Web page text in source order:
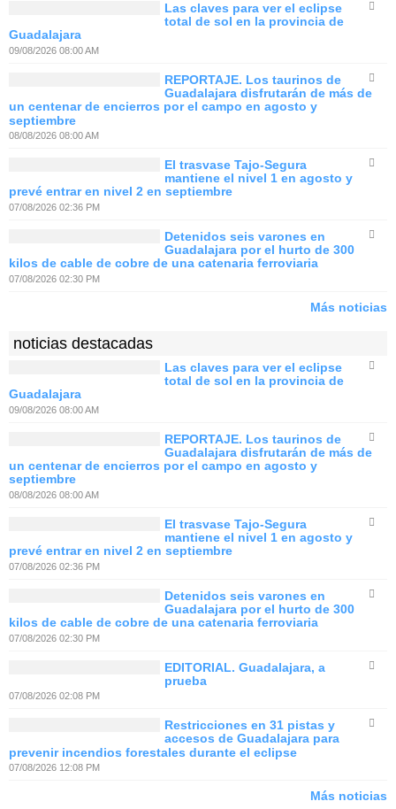
Las claves para ver el eclipse
total de sol en la provincia de
Guadalajara
09/08/2026 08:00 AM
REPORTAJE. Los taurinos de
Guadalajara disfrutarán de más de
un centenar de encierros por el campo en agosto y
septiembre
08/08/2026 08:00 AM
El trasvase Tajo-Segura
mantiene el nivel 1 en agosto y
prevé entrar en nivel 2 en septiembre
07/08/2026 02:36 PM
Detenidos seis varones en
Guadalajara por el hurto de 300
kilos de cable de cobre de una catenaria ferroviaria
07/08/2026 02:30 PM
Más noticias
noticias destacadas
Las claves para ver el eclipse
total de sol en la provincia de
Guadalajara
09/08/2026 08:00 AM
REPORTAJE. Los taurinos de
Guadalajara disfrutarán de más de
un centenar de encierros por el campo en agosto y
septiembre
08/08/2026 08:00 AM
El trasvase Tajo-Segura
mantiene el nivel 1 en agosto y
prevé entrar en nivel 2 en septiembre
07/08/2026 02:36 PM
Detenidos seis varones en
Guadalajara por el hurto de 300
kilos de cable de cobre de una catenaria ferroviaria
07/08/2026 02:30 PM
EDITORIAL. Guadalajara, a
prueba
07/08/2026 02:08 PM
Restricciones en 31 pistas y
accesos de Guadalajara para
prevenir incendios forestales durante el eclipse
07/08/2026 12:08 PM
Más noticias